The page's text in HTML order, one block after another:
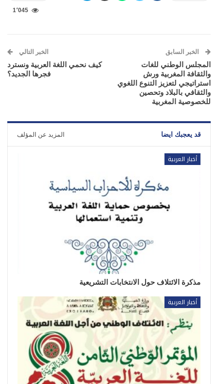
1٬045
الخبر السابق
المجلس الوطني للغات
والثقافة المغربية ورش
استراتيجي لتعزيز التنوع اللغوي
والثقافي بالبلاد وتحصين
للخصوصية المغربية
الخبر التالي
كيف نحمي اللغة العربية ونسترد
فجرها الجديد؟
قد يعجبك ايضا المزيد عن المؤلف
أخبار العربية
مذكرة الائتلاف حول الانتخابات التشريعية
أخبار العربية